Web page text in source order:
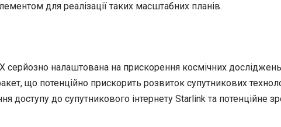
для реалізації таких масштабних планів.
серйозно налаштована на прискорення космічних
що потенційно прискорить розвиток супутникових
доступу до супутникового інтернету Starlink та потенційне